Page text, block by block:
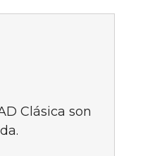
Clásica son